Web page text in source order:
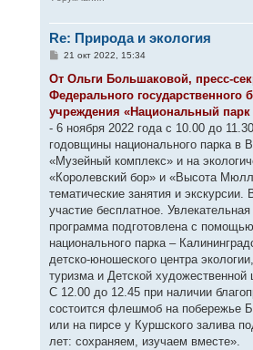
Re: Природа и экология
С
о
щ
е
н
и
е
21 окт 2022, 15:34
От Ольги Большаковой, пресс-
Федерального государственного
учреждения «Национальный парк
- 6 ноября 2022 года с 10.00 до
годовщины национального парка в
«Музейный комплекс» и на
«Королевский бор» и «Высота
тематические занятия и
участие бесплатное.
программа подготовлена с
национального парка –
детско-юношеского центра
туризма и Детской художественной
С 12.00 до 12.45 при наличии
состоится флешмоб на побережье
или на пирсе у Куршского залива
лет: сохраняем, изучаем вместе».